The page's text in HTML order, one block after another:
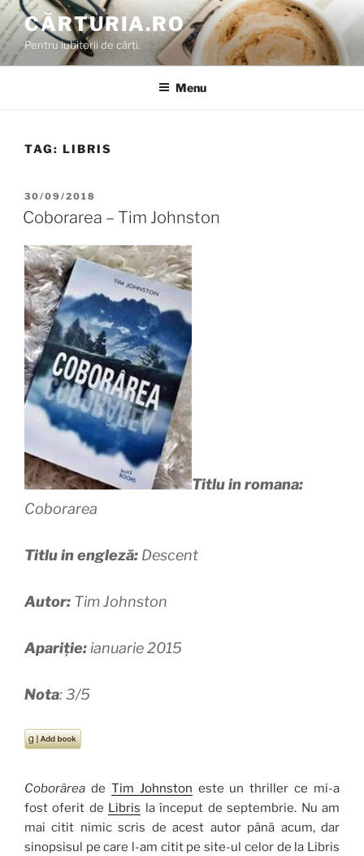
Skip
to
content
CĂRTURIA.RO
Pentru iubitorii de cărți.
Menu
TAG: LIBRIS
POSTED
ON
30/09/2018
Coborarea – Tim Johnston
Titlu in romana:
Coborarea
Titlu in engleză: Descent
Autor: Tim Johnston
Apariție: ianuarie 2015
Nota: 3/5
Coborârea de Tim Johnston este un thriller ce mi-a
fost oferit de Libris la început de septembrie. Nu am
mai citit nimic scris de acest autor până acum, dar
sinopsisul pe care l-am citit pe site-ul celor de la Libris